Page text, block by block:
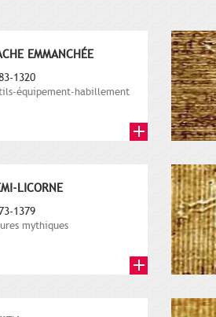
EMMANCHÉE
1320
équipement-habillement
LICORNE
1379
mythiques